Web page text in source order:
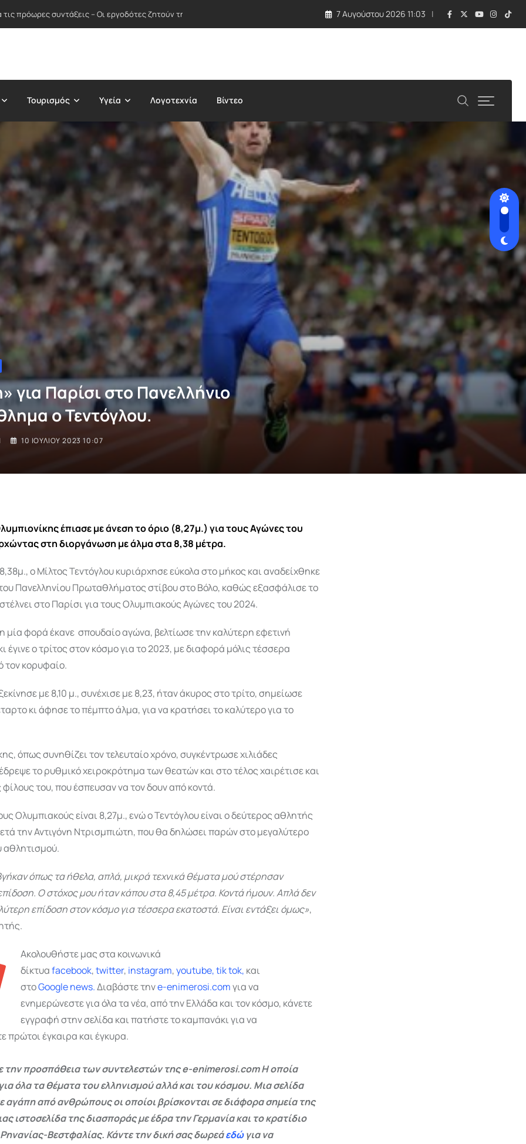
πρόωρες συντάξεις – Οι εργοδότες ζητούν την κατάργηση της «σύνταξης στα 63» 7 Αυγούστου 2026 11:03
Τουρισμός Υγεία Λογοτεχνία Βίντεο
για Παρίσι στο Πανελλήνιο
ο Τεντόγλου.
10 ΙΟΥΛΊΟΥ 2023 10:07
έπιασε με άνεση το όριο (8,27μ.) για τους Αγώνες του
στη διοργάνωση με άλμα στα 8,38 μέτρα.
ο Μίλτος Τεντόγλου κυριάρχησε εύκολα στο μήκος και αναδείχθηκε
Πανελληνίου Πρωταθλήματος στίβου στο Βόλο, καθώς εξασφάλισε το
στο Παρίσι για τους Ολυμπιακούς Αγώνες του 2024.
μία φορά έκανε σπουδαίο αγώνα, βελτίωσε την καλύτερη εφετινή
έγινε ο τρίτος στον κόσμο για το 2023, με διαφορά μόλις τέσσερα
τον κορυφαίο.
με 8,10 μ., συνέχισε με 8,23, ήταν άκυρος στο τρίτο, σημείωσε
κι άφησε το πέμπτο άλμα, για να κρατήσει το καλύτερο για το
όπως συνηθίζει τον τελευταίο χρόνο, συγκέντρωσε χιλιάδες
το ρυθμικό χειροκρότημα των θεατών και στο τέλος χαιρέτισε και
του, που έσπευσαν να τον δουν από κοντά.
Ολυμπιακούς είναι 8,27μ., ενώ ο Τεντόγλου είναι ο δεύτερος αθλητής
την Αντιγόνη Ντρισμπιώτη, που θα δηλώσει παρών στο μεγαλύτερο
αθλητισμού.
όπως τα ήθελα, απλά, μικρά τεχνικά θέματα μού στέρησαν
Ο στόχος μου ήταν κάπου στα 8,45 μέτρα. Κοντά ήμουν. Απλά δεν
επίδοση στον κόσμο για τέσσερα εκατοστά. Είναι εντάξει όμως»,
Ακολουθήστε μας στα κοινωνικά
δίκτυαfacebook,twitter, instagram,youtube,tik tok, και
στοGooglenews.Διαβάστε τηνe-enimerosi.comγια να
ενημερώνεστε για όλα τα νέα, από την Ελλάδα και τον κόσμο, κάνετε
εγγραφή στην σελίδα και πατήστε το καμπανάκι για να
πρώτοι έγκαιρα και έγκυρα.
την προσπάθεια των συντελεστών της e-enimerosi.com Η οποία
όλα τα θέματα του ελληνισμού αλλά και του κόσμου. Μια σελίδα
αγάπη από ανθρώπους οι οποίοι βρίσκονται σε διάφορα σημεία της
ιστοσελίδα της διασποράς με έδρα την Γερμανία και το κρατίδιο
Βεστφαλίας. Κάντε την δική σας δωρεάεδώγια να